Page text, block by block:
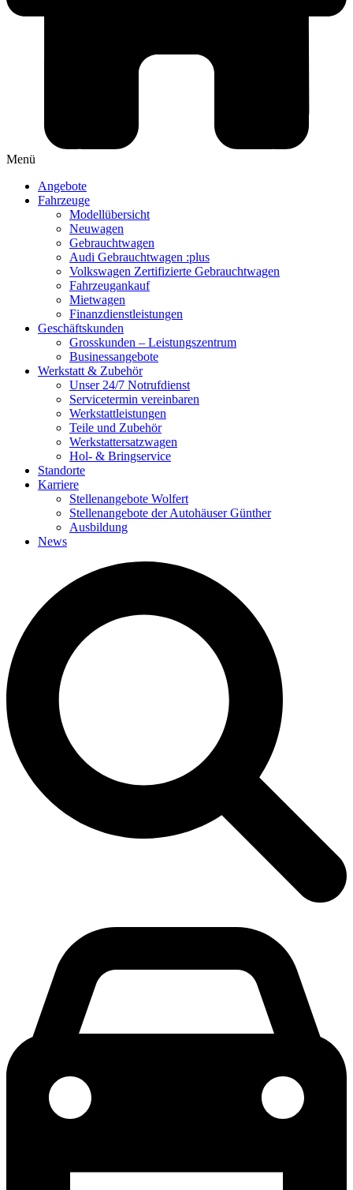
Menü
Angebote
Fahrzeuge
Modellübersicht
Neuwagen
Gebrauchtwagen
Audi Gebrauchtwagen :plus
Volkswagen Zertifizierte Gebrauchtwagen
Fahrzeugankauf
Mietwagen
Finanzdienstleistungen
Geschäftskunden
Grosskunden – Leistungszentrum
Businessangebote
Werkstatt & Zubehör
Unser 24/7 Notrufdienst
Servicetermin vereinbaren
Werkstattleistungen
Teile und Zubehör
Werkstattersatzwagen
Hol- & Bringservice
Standorte
Karriere
Stellenangebote Wolfert
Stellenangebote der Autohäuser Günther
Ausbildung
News